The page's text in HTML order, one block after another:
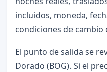
incluidos, moneda,
condiciones de cambio
El punto de salida se
Dorado (BOG). Si el